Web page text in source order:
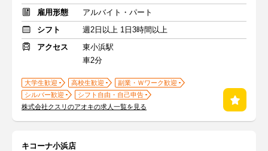
雇用形態
アルバイト・パート
シフト
週2日以上 1日3時間以上
アクセス
東小浜駅
車2分
大学生歓迎 高校生歓迎
副業・Ｗワーク歓迎
シルバー歓迎
シフト自由・自己申告
株式会社クスリのアオキの求人一覧を見る
キコーナ小浜店